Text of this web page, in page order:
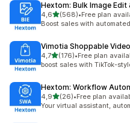
Hextom: Bulk Image Edit
4,6na 5 gwiazdek
(568)
Łączna liczba recenzji: 568
•Free plan
Boost sales with
Vimotia Shoppable
4,7na 5 gwiazdek
(176)
Łączna liczba recenzji: 176
•Free plan
boost sales with TikTok-
Hextom: Workflow
4,9na 5 gwiazdek
(26)
Łączna liczba recenzji: 26
•Free plan
Your virtual assistant,